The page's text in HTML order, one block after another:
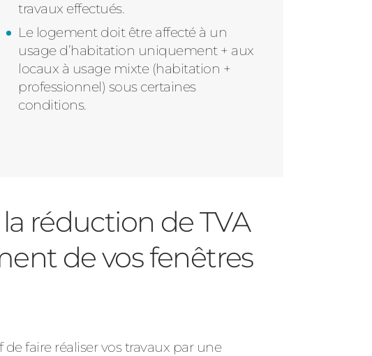
travaux effectués.
Le logement doit être affecté à un
usage d’habitation uniquement + aux
locaux à usage mixte (habitation +
professionnel) sous certaines
conditions.
réduction de TVA
de vos fenêtres
de faire réaliservos travaux par une